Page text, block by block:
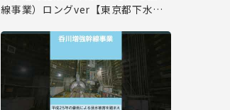
線事業）ロングver【東京都下水道